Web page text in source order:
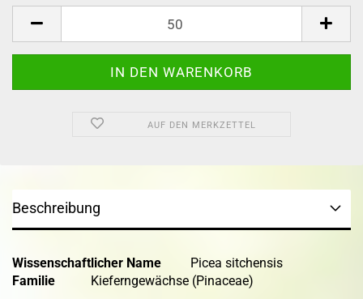
AUF DEN MERKZETTEL
Beschreibung
Wissenschaftlicher Name Picea sitchensis
Familie Kieferngewächse (Pinaceae)